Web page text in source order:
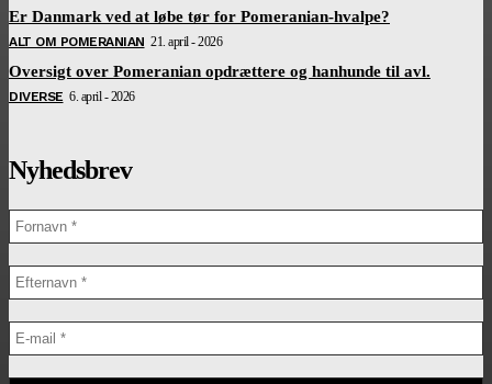
Er Danmark ved at løbe tør for Pomeranian-hvalpe?
ALT OM POMERANIAN 21. april - 2026
Oversigt over Pomeranian opdrættere og hanhunde til avl.
DIVERSE 6. april - 2026
Nyhedsbrev